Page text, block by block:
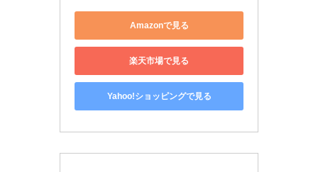
Amazonで見る
楽天市場で見る
Yahoo!ショッピングで見る